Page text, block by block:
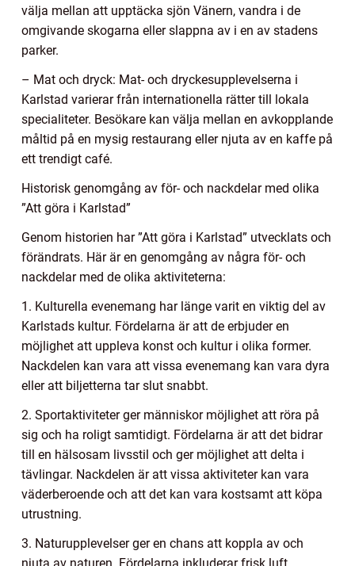
välja mellan att upptäcka sjön Vänern, vandra i de
omgivande skogarna eller slappna av i en av stadens
parker.
– Mat och dryck: Mat- och dryckesupplevelserna i
Karlstad varierar från internationella rätter till lokala
specialiteter. Besökare kan välja mellan en avkopplande
måltid på en mysig restaurang eller njuta av en kaffe på
ett trendigt café.
Historisk genomgång av för- och nackdelar med olika
”Att göra i Karlstad”
Genom historien har ”Att göra i Karlstad” utvecklats och
förändrats. Här är en genomgång av några för- och
nackdelar med de olika aktiviteterna:
1. Kulturella evenemang har länge varit en viktig del av
Karlstads kultur. Fördelarna är att de erbjuder en
möjlighet att uppleva konst och kultur i olika former.
Nackdelen kan vara att vissa evenemang kan vara dyra
eller att biljetterna tar slut snabbt.
2. Sportaktiviteter ger människor möjlighet att röra på
sig och ha roligt samtidigt. Fördelarna är att det bidrar
till en hälsosam livsstil och ger möjlighet att delta i
tävlingar. Nackdelen är att vissa aktiviteter kan vara
väderberoende och att det kan vara kostsamt att köpa
utrustning.
3. Naturupplevelser ger en chans att koppla av och